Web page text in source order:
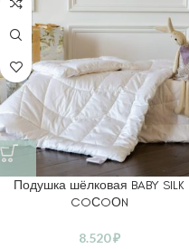
Подушка шёлковая BABY SILK
COСOОN
8.520₽